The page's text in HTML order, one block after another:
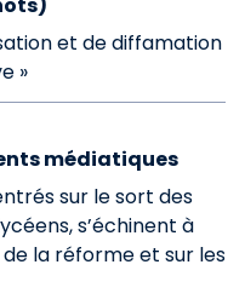
et de diffamation
»
médiatiques
sur le sort des
s’échinent à
la réforme et sur les